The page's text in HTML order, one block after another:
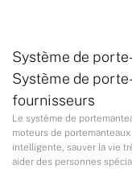
Système de
Système de
fournisseurs
Le système de
moteurs de
intelligente, sauver la vie
aider des personnes